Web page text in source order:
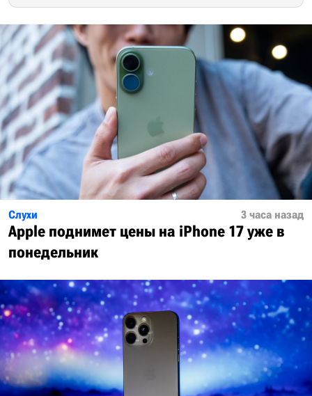
Слухи 3 часа назад
Apple поднимет цены на iPhone 17 уже в
понедельник